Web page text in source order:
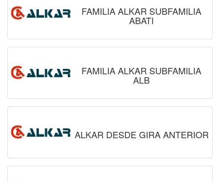
FAMILIA ALKAR SUBFAMILIA
ABATI
FAMILIA ALKAR SUBFAMILIA
ALB
ALKAR DESDE GIRA ANTERIOR